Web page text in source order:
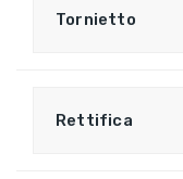
Tornietto
Rettifica